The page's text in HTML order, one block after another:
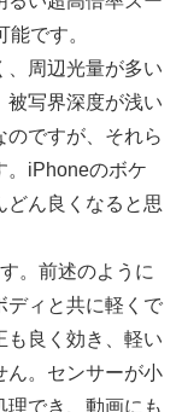
です。
、周辺光量が多い
被写界深度が浅い
のですが、それら
。iPhoneのボケ
どん良くなると思
。前述のように
ディと共に軽くで
も良く効き、軽い
ん。センサーが小
理でき、動画にも